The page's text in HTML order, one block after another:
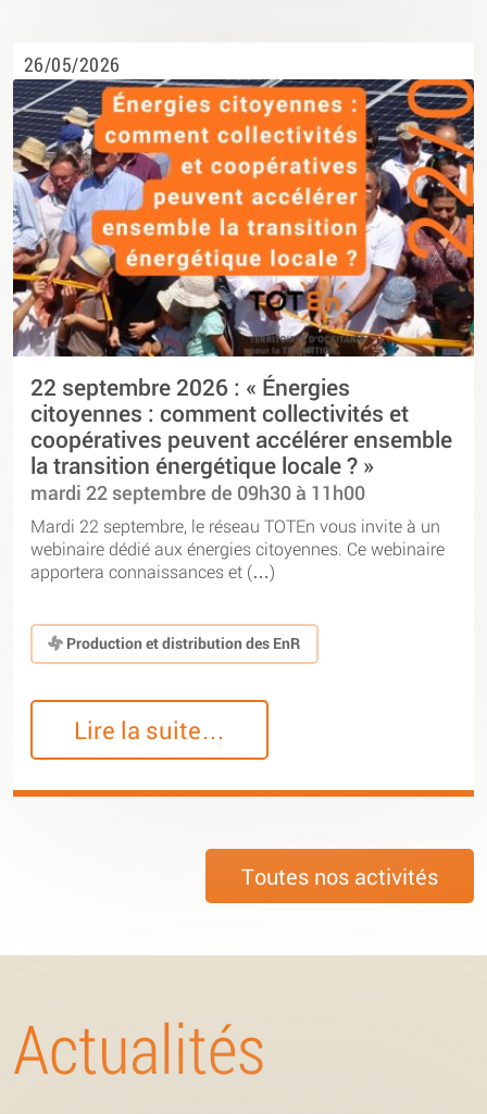
26/05/2026
22 septembre 2026 : « Énergies
citoyennes : comment collectivités et
coopératives peuvent accélérer ensemble
la transition énergétique locale ? »
mardi 22 septembre de 09h30 à 11h00
Mardi 22 septembre, le réseau TOTEn vous invite à un
webinaire dédié aux énergies citoyennes. Ce webinaire
apportera connaissances et (…)
Production et distribution des EnR
Lire la suite…
Toutes nos activités
Actualités